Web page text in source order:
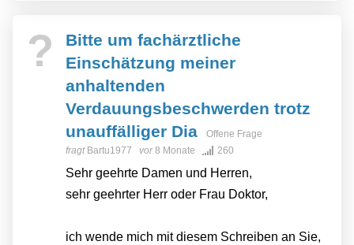
?
Bitte um fachärztliche
Einschätzung meiner
anhaltenden
Verdauungsbeschwerden trotz
unauffälliger Dia
Offene Frage
fragt Bartu1977 vor8 Monate 260
Sehr geehrte Damen und Herren,
sehr geehrter Herr oder Frau Doktor,
ich wende mich mit diesem Schreiben an Sie,